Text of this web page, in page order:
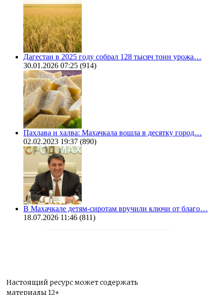
Дагестан в 2025 году собрал 128 тысяч тонн урожа…
30.01.2026 07:25 (914)
Пахлава и халва: Махачкала вошла в десятку город…
02.02.2023 19:37 (890)
В Махачкале детям-сиротам вручили ключи от благо…
18.07.2026 11:46 (811)
Настоящий ресурс может содержать
материалы 12+